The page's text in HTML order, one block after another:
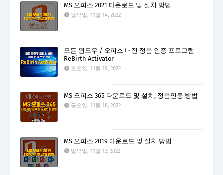
MS 오피스 2021 다운로드 및 설치 방법
월요일, 11월 14, 2022
모든 윈도우 / 오피스 버전 정품 인증 프로그램
ReBirth Activator
토요일, 11월 19, 2022
MS 오피스 365 다운로드 및 설치, 정품인증 방법
금요일, 11월 18, 2022
MS 오피스 2019 다운로드 및 설치 방법
일요일, 11월 13, 2022